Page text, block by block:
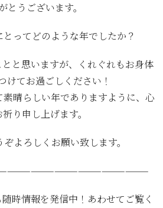
とうございます。
ってどのような年でしたか？
と思いますが、くれぐれもお身体
けてお過ごしください！
晴らしい年でありますように、心
り申し上げます。
よろしくお願い致します。
時情報を発信中！あわせてご覧く